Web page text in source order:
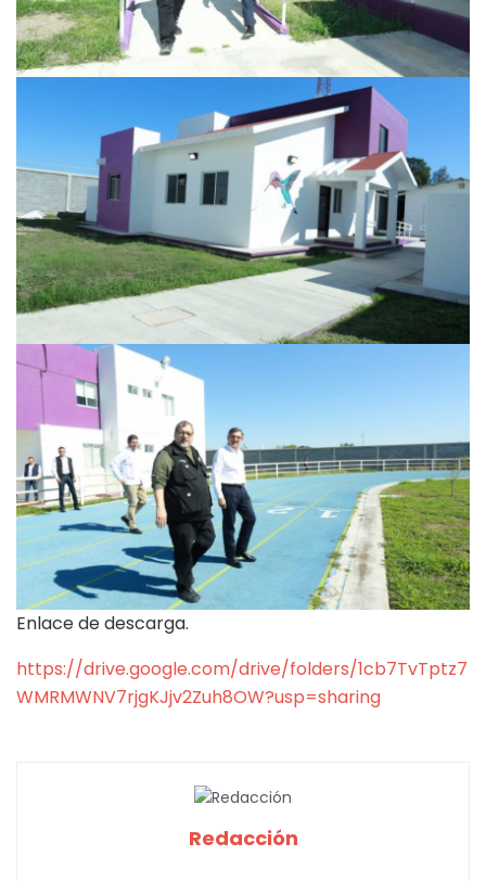
Enlace de descarga.
https://drive.google.com/drive/folders/1cb7TvTptz7
WMRMWNV7rjgKJjv2Zuh8OW?usp=sharing
Redacción